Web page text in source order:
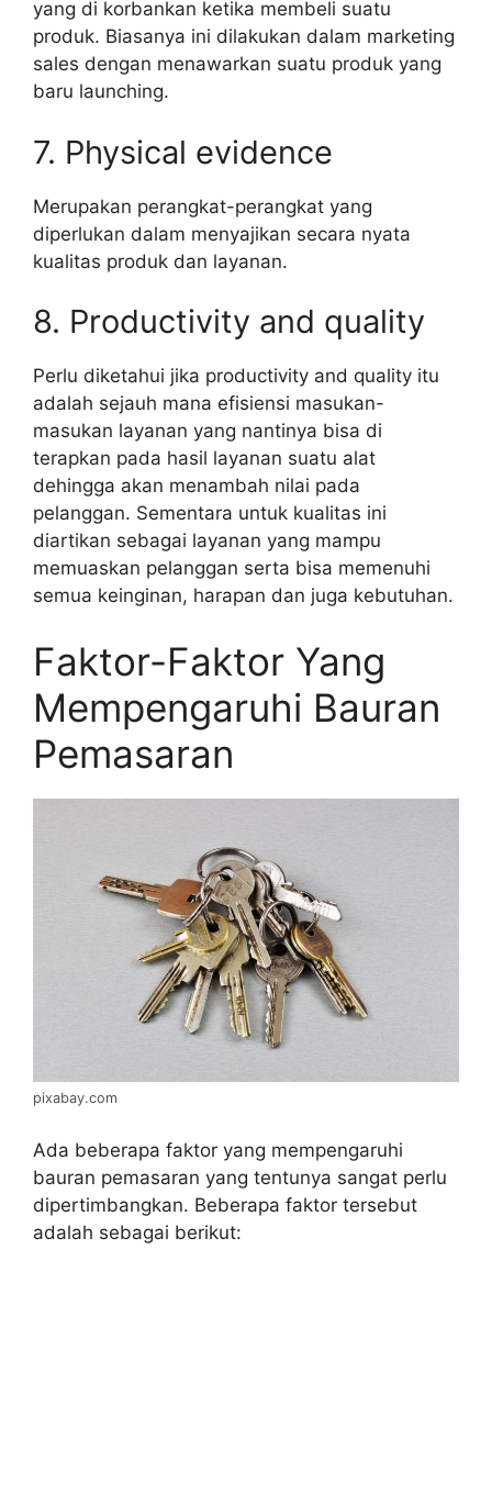
yang di korbankan ketika membeli suatu
produk. Biasanya ini dilakukan dalam marketing
sales dengan menawarkan suatu produk yang
baru launching.
7. Physical evidence
Merupakan perangkat-perangkat yang
diperlukan dalam menyajikan secara nyata
kualitas produk dan layanan.
8. Productivity and quality
Perlu diketahui jika productivity and quality itu
adalah sejauh mana efisiensi masukan-
masukan layanan yang nantinya bisa di
terapkan pada hasil layanan suatu alat
dehingga akan menambah nilai pada
pelanggan. Sementara untuk kualitas ini
diartikan sebagai layanan yang mampu
memuaskan pelanggan serta bisa memenuhi
semua keinginan, harapan dan juga kebutuhan.
Faktor-Faktor Yang
Mempengaruhi Bauran
Pemasaran
pixabay.com
Ada beberapa faktor yang mempengaruhi
bauran pemasaran yang tentunya sangat perlu
dipertimbangkan. Beberapa faktor tersebut
adalah sebagai berikut: